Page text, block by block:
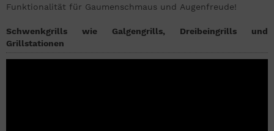
Funktionalität für Gaumenschmaus und Augenfreude!
Schwenkgrills wie Galgengrills, Dreibeingrills und
Grillstationen